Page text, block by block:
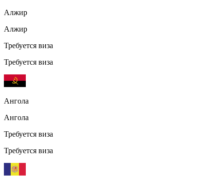
Алжир
Алжир
Требуется виза
Требуется виза
Ангола
Ангола
Требуется виза
Требуется виза